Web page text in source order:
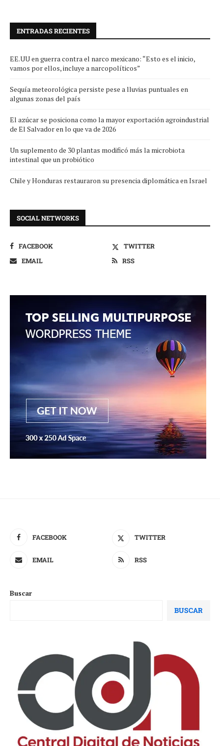
ENTRADAS RECIENTES
EE.UU en guerra contra el narco mexicano: “Esto es el inicio,
vamos por ellos, incluye a narcopolíticos”
Sequía meteorológica persiste pese a lluvias puntuales en
algunas zonas del país
El azúcar se posiciona como la mayor exportación agroindustrial
de El Salvador en lo que va de 2026
Un suplemento de 30 plantas modificó más la microbiota
intestinal que un probiótico
Chile y Honduras restauraron su presencia diplomática en Israel
SOCIAL NETWORKS
FACEBOOK
TWITTER
EMAIL
RSS
FACEBOOK TWITTER
EMAIL RSS
Buscar
BUSCAR